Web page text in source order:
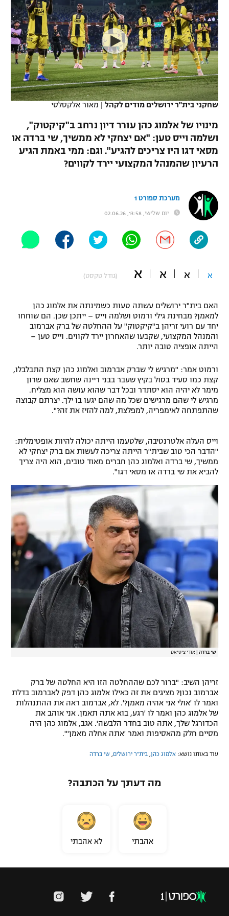
VOD
רץ ברשת
תוצאות
לוח שידורים
"מעל הליגה" – פודקאסט
"מחצית בשכונה" – פודקאסט
משתתפים וזוכים בפרסים
תקנון משתתפים וזוכים בפרסים
תקנון עבור פעילות אלקטרה
טניס
גיימינג E-Sports
תנאי שימוש
תקנון פעילות ספורט 1
רשיון להקרנה פומבית לבית עסק
הצטרפות לחבילת הערוצים
לוח דרושים – ג'ובנט
המגזין
נבחרת ישראל
מכבי חיפה
בית"ר ירושלים
מכבי תל אביב
הפועל תל אביב
הפועל חיפה
הפועל באר שבע
בני יהודה
ליגה ספרדית
ליגה איטלקית
ליגה צרפתית
ליגה הולנדית
ליגה טורקית
ליגה ברזילאית
ליגות נוספות
כדורסל נשים
מכבי תל אביב
הפועל חולון
הפועל ירושלים
דני אבדיה
יורוליג
יורוקאפ
טניס
כדוריד
כדורעף
שחייה
ג'ודו
אגרוף
UFC
אופניים
ספורט מוטורי
פוטבול אמריקאי NFL
בייסבול MLB
ספורט אתגרי ואקסטרים
אומנויות לחימה
שחקני בית"ר ירושלים מודים לקהל | מאור אלקסלסי
מינויו של אלמוג כהן עורר דיון נרחב ב"קיקטוק",
ושלמה וייס טען: "אם יצחקי לא ממשיך, שי ברדה או
מסאי דגו היו צריכים להגיע". וגם: ממי באמת הגיע
הרעיון שהמנהל המקצועי יירד לקווים?
מערכת ספורט 1
יום שלישי, 13:58, 02.06.26
א א א א (גודל טקסט)
האם בית"ר ירושלים עשתה טעות כשמינתה את אלמוג כהן
למאמן? מבחינת גילי ורמוט ושלמה וייס – ייתכן שכן. הם שוחחו
יחד עם רועי זריהן ב"קיקטוק" על ההחלטה של ברק אברמוב
והמנהל המקצועי, שקבעו שהאחרון יירד לקווים. וייס טען –
הייתה אופציה טובה יותר.
ורמוט אמר: "מרגיש לי שברק אברמוב ואלמוג כהן קצת התבלבלו,
קצת כמו סעיד בסול בקיץ שעבר בבני ריינה שחשב שאם שרון
מימר לא יהיה הוא יסתדר ובכל דבר שהוא עושה הוא מצליח.
מרגיש לי שהם מרגישים שכל מה שהם יגעו בו ילך. יצרתם קבוצה
שהתפתחה לאימפריה, למפלצת, למה להזיז את זה?".
וייס העלה אלטרנטיבה, שלטעמו הייתה יכולה להיות אופטימלית:
"הדבר הכי טוב שבית"ר הייתה צריכה לעשות אם ברק יצחקי לא
ממשיך, שי ברדה ואלמוג כהן חברים מאוד טובים, הוא היה צריך
להביא את שי ברדה או מסאי דגו".
שי ברדה אודי ציטיאט
זריהן השיב: "ברור לכם שההחלטה הזו היא החלטה של ברק
אברמוב נכון? מציגים את זה כאילו אלמוג כהן דפק לאברמוב בדלת
ואמר לו 'אולי אני אהיה מאמן?'. לא, אברמוב ראה את ההתנהלות
של אלמוג כהן ואמר לו 'רגע, בוא אתה תאמן. אני אוהב את
הכדורגל שלך, אתה טוב בחדר הלבשה'. אגב, אלמוג כהן היה
מסיים חלק מהאסיפות ואמר 'אתה אחלה מאמן'".
עוד באותו נושא: אלמוג כהן בית"ר ירושלים שי ברדה
מה דעתך על הכתבה?
אהבתי לא אהבתי